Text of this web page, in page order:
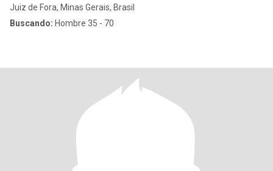
Juiz de Fora, Minas Gerais, Brasil
Buscando: Hombre 35 - 70